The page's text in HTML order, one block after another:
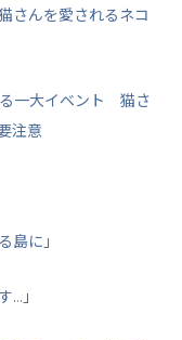
さんを愛されるネコ
一大イベント 猫さ
注意
島に 」
… 」